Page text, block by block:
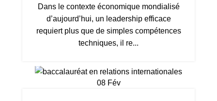
Dans le contexte économique mondialisé
d’aujourd’hui, un leadership efficace
requiert plus que de simples compétences
techniques, il re...
08 Fév